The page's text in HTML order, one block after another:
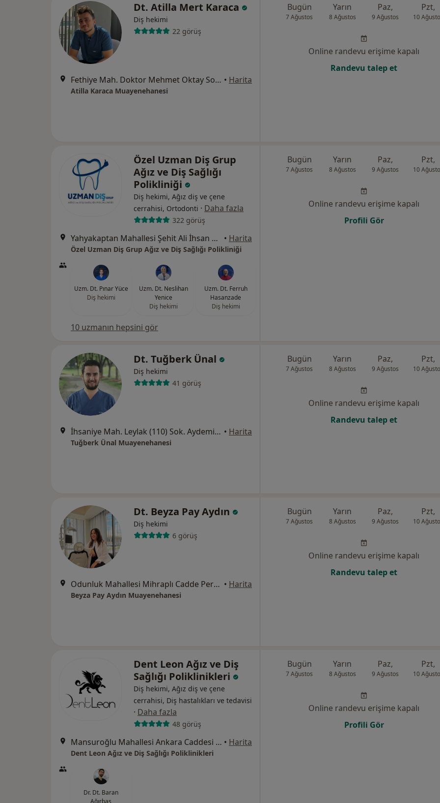
Dt. Atilla Mert Karaca
Diş hekimi
22 görüş
Fethiye Mah. Doktor Mehmet Oktay Sok. No:256D, Bursa • Harita
Atilla Karaca Muayenehanesi
Bugün
7 Ağustos
Yarın
8 Ağustos
Paz,
9 Ağustos
Pzt,
10
Online randevu erişime kapalı
Randevu talep et
Özel Uzman Diş Grup
Ağız ve Diş Sağlığı
Polikliniği
Diş hekimi, Ağız diş ve çene
cerrahisi, Ortodonti · Daha fazla
322 görüş
Yahyakaptan Mahallesi Şehit Ali İhsan Çakmak Sokak No:46/B Nazer Inn İş Merkezi, Kocaeli • Harita
Özel Uzman Diş Grup Ağız ve Diş Sağlığı Polikliniği
Uzm. Dt. Pınar Yüce
Diş hekimi
Uzm. Dt. Neslihan
Yenice
Diş hekimi
Uzm. Dt. Ferruh
Hasanzade
Diş hekimi
10 uzmanın hepsini gör
Bugün
7 Ağustos
Yarın
8 Ağustos
Paz,
9 Ağustos
Pzt,
10
Online randevu erişime kapalı
Profili Gör
Dt. Tuğberk Ünal
Diş hekimi
41 görüş
İhsaniye Mah. Leylak (110) Sok. Aydemir Rızvanoğlu 1453 FSM A Blok No:3A İç Kapı No:12, Bursa • Harita
Tuğberk Ünal Muayenehanesi
Bugün
7 Ağustos
Yarın
8 Ağustos
Paz,
9 Ağustos
Pzt,
10
Online randevu erişime kapalı
Randevu talep et
Dt. Beyza Pay Aydın
Diş hekimi
6 görüş
Odunluk Mahallesi Mihraplı Cadde Pera Ofis Mihraplı No:10/4, Nilüfer • Harita
Beyza Pay Aydın Muayenehanesi
Bugün
7 Ağustos
Yarın
8 Ağustos
Paz,
9 Ağustos
Pzt,
10
Online randevu erişime kapalı
Randevu talep et
Dent Leon Ağız ve Diş
Sağlığı Poliklinikleri
Diş hekimi, Ağız diş ve çene
cerrahisi, Diş hastalıkları ve tedavisi
· Daha fazla
48 görüş
Mansuroğlu Mahallesi Ankara Caddesi No:77 D:1A, Bayraklı • Harita
Dent Leon Ağız ve Diş Sağlığı Poliklinikleri
Dr. Dt. Baran
Bugün
7 Ağustos
Yarın
8 Ağustos
Paz,
9 Ağustos
Pzt,
10
Online randevu erişime kapalı
Profili Gör